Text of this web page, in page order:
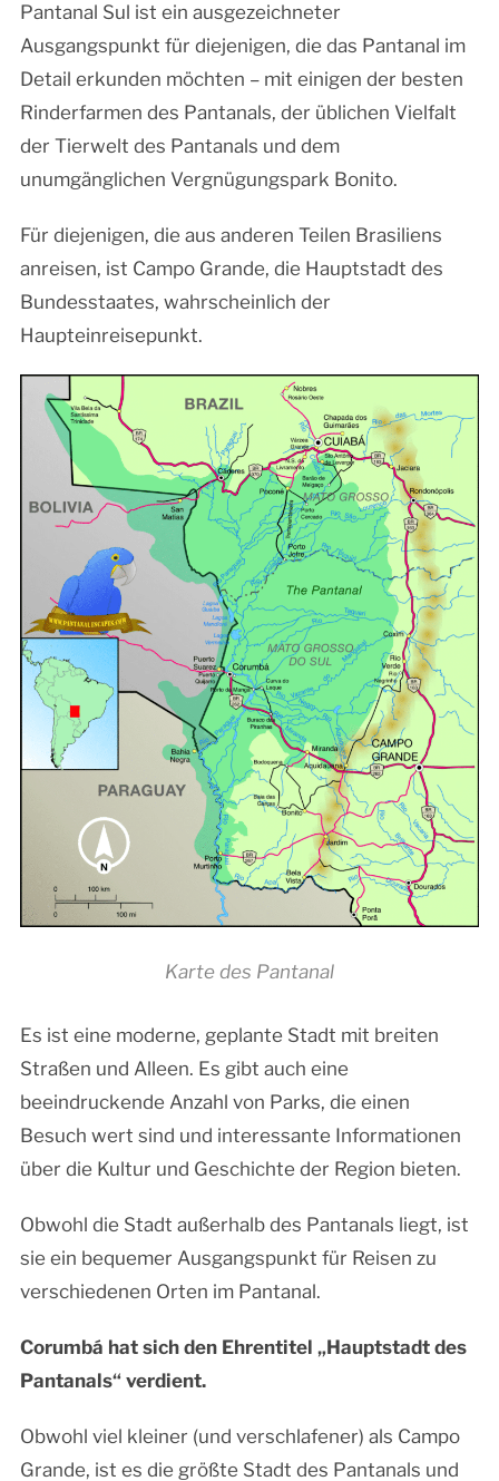
Pantanal Sul ist ein ausgezeichneter
Ausgangspunkt für diejenigen, die das Pantanal im
Detail erkunden möchten – mit einigen der besten
Rinderfarmen des Pantanals, der üblichen Vielfalt
der Tierwelt des Pantanals und dem
unumgänglichen Vergnügungspark Bonito.
Für diejenigen, die aus anderen Teilen Brasiliens
anreisen, ist Campo Grande, die Hauptstadt des
Bundesstaates, wahrscheinlich der
Haupteinreisepunkt.
Karte des Pantanal
Es ist eine moderne, geplante Stadt mit breiten
Straßen und Alleen. Es gibt auch eine
beeindruckende Anzahl von Parks, die einen
Besuch wert sind und interessante Informationen
über die Kultur und Geschichte der Region bieten.
Obwohl die Stadt außerhalb des Pantanals liegt, ist
sie ein bequemer Ausgangspunkt für Reisen zu
verschiedenen Orten im Pantanal.
Corumbá hat sich den Ehrentitel „Hauptstadt des
Pantanals“ verdient.
Obwohl viel kleiner (und verschlafener) als Campo
Grande, ist es die größte Stadt des Pantanals und